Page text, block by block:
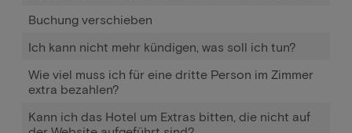
Buchung verschieben
Ich kann nicht mehr kündigen, was soll ich tun?
Wie viel muss ich für eine dritte Person im Zimmer
extra bezahlen?
Kann ich das Hotel um Extras bitten, die nicht auf